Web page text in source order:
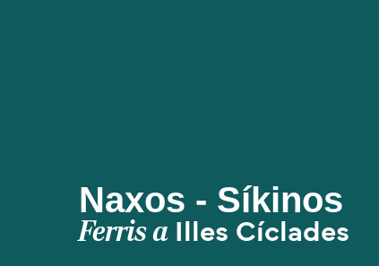
Naxos - Síkinos
Ferris a Illes Cíclades